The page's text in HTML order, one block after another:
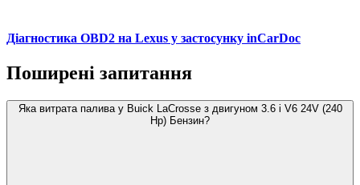
Діагностика OBD2 на Lexus у застосунку inCarDoc
Поширені запитання
Яка витрата палива у Buick LaCrosse з двигуном 3.6 i V6 24V (240
Hp) Бензин?